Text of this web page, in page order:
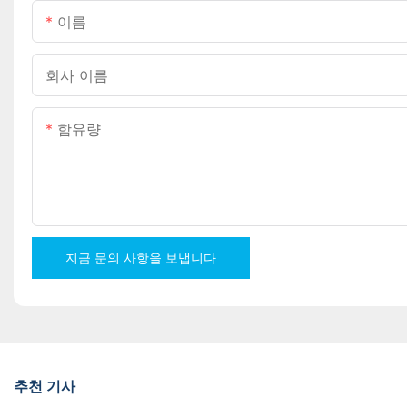
이름
회사 이름
함유량
지금 문의 사항을 보냅니다
추천 기사